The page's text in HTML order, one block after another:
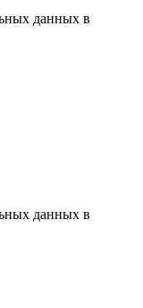
данных в
данных в